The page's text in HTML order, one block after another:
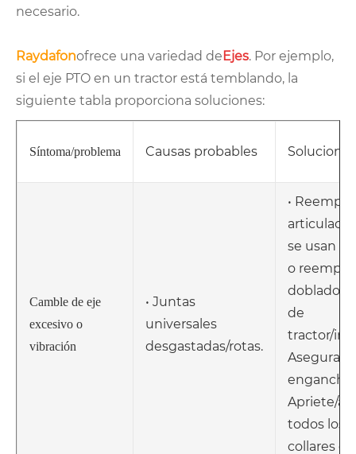
necesario.
Raydafonofrece una variedad deEjes. Por ejemplo,
si el eje PTO en un tractor está temblando, la
siguiente tabla proporciona soluciones:
Síntoma/problema Causas probables Soluciones
Camble de eje
excesivo o
vibración
• Juntas
universales
desgastadas/rotas.
•
se usan •
o
doblados
de
tractor/
Asegurar
enganche
Apriete/
todos los
collares